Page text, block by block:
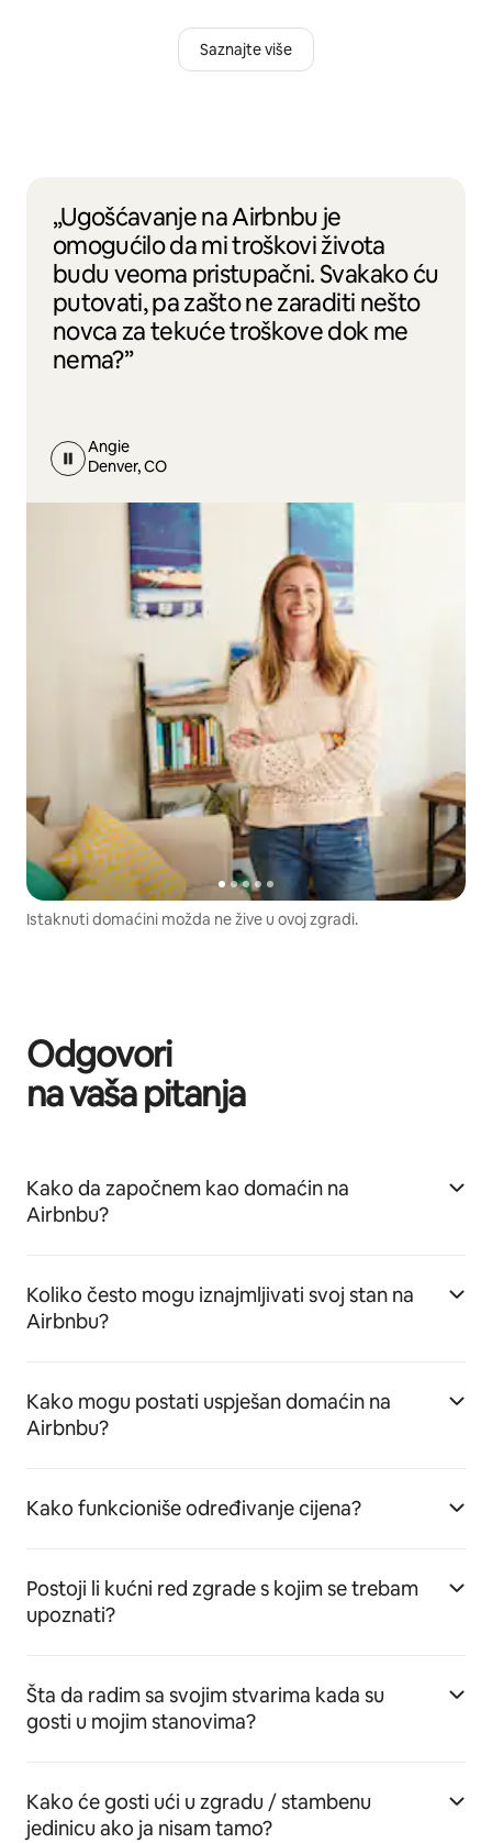
Saznajte više
„Ugošćavanje na Airbnbu je
omogućilo da mi troškovi života
budu veoma pristupačni. Svakako ću
putovati, pa zašto ne zaraditi nešto
novca za tekuće troškove dok me
nema?”
Angie
Denver, CO
Istaknuti domaćini možda ne žive u ovoj zgradi.
Odgovori
na vaša pitanja
Kako da započnem kao domaćin na
Airbnbu?
Koliko često mogu iznajmljivati svoj stan na
Airbnbu?
Kako mogu postati uspješan domaćin na
Airbnbu?
Kako funkcioniše određivanje cijena?
Postoji li kućni red zgrade s kojim se trebam
upoznati?
Šta da radim sa svojim stvarima kada su
gosti u mojim stanovima?
Kako će gosti ući u zgradu / stambenu
jedinicu ako ja nisam tamo?